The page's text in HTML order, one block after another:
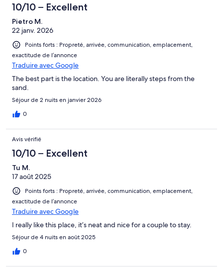
10/10 – Excellent
Pietro M.
22 janv. 2026
Points forts : Propreté, arrivée, communication, emplacement,
exactitude de l’annonce
Traduire avec Google
The best part is the location. You are literally steps from the
sand.
Séjour de 2 nuits en janvier 2026
0
Avis vérifié
10/10 – Excellent
Tu M.
17 août 2025
Points forts : Propreté, arrivée, communication, emplacement,
exactitude de l’annonce
Traduire avec Google
I really like this place, it’s neat and nice for a couple to stay.
Séjour de 4 nuits en août 2025
0